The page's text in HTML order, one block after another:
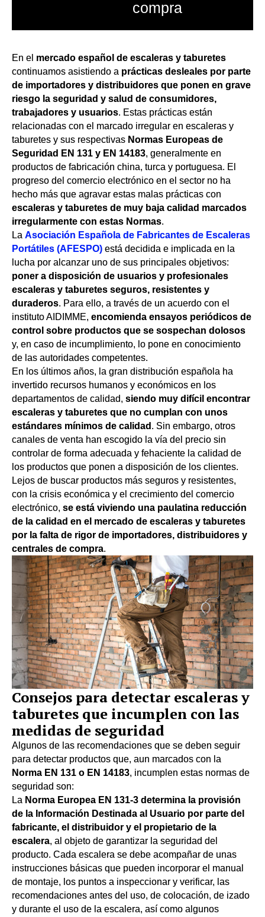
compra
En el mercado español de escaleras y taburetes
continuamos asistiendo a prácticas desleales por parte
de importadores y distribuidores que ponen en grave
riesgo la seguridad y salud de consumidores,
trabajadores y usuarios. Estas prácticas están
relacionadas con el marcado irregular en escaleras y
taburetes y sus respectivas Normas Europeas de
Seguridad EN 131 y EN 14183, generalmente en
productos de fabricación china, turca y portuguesa. El
progreso del comercio electrónico en el sector no ha
hecho más que agravar estas malas prácticas con
escaleras y taburetes de muy baja calidad marcados
irregularmente con estas Normas.
La Asociación Española de Fabricantes de Escaleras
Portátiles (AFESPO) está decidida e implicada en la
lucha por alcanzar uno de sus principales objetivos:
poner a disposición de usuarios y profesionales
escaleras y taburetes seguros, resistentes y
duraderos. Para ello, a través de un acuerdo con el
instituto AIDIMME, encomienda ensayos periódicos de
control sobre productos que se sospechan dolosos
y, en caso de incumplimiento, lo pone en conocimiento
de las autoridades competentes.
En los últimos años, la gran distribución española ha
invertido recursos humanos y económicos en los
departamentos de calidad, siendo muy difícil encontrar
escaleras y taburetes que no cumplan con unos
estándares mínimos de calidad . Sin embargo, otros
canales de venta han escogido la vía del precio sin
controlar de forma adecuada y fehaciente la calidad de
los productos que ponen a disposición de los clientes.
Lejos de buscar productos más seguros y resistentes,
con la crisis económica y el crecimiento del comercio
electrónico, se está viviendo una paulatina reducción
de la calidad en el mercado de escaleras y taburetes
por la falta de rigor de importadores, distribuidores y
centrales de compra.
Consejos para detectar escaleras y
taburetes que incumplen con las
medidas de seguridad
Algunos de las recomendaciones que se deben seguir
para detectar productos que, aun marcados con la
Norma EN 131 o EN 14183, incumplen estas normas de
seguridad son:
La Norma Europea EN 131-3 determina la provisión
de la Información Destinada al Usuario por parte del
fabricante, el distribuidor y el propietario de la
escalera, al objeto de garantizar la seguridad del
producto. Cada escalera se debe acompañar de unas
instrucciones básicas que pueden incorporar el manual
de montaje, los puntos a inspeccionar y verificar, las
recomendaciones antes del uso, de colocación, de izado
y durante el uso de la escalera, así como algunos